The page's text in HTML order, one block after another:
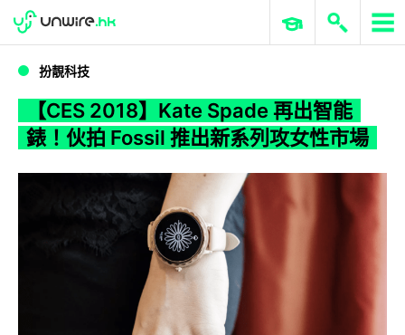
WWDC 2026 ERP 與商業 AI
扮靚科技
【CES 2018】Kate Spade 再出智能
錶！伙拍 Fossil 推出新系列攻女性市場